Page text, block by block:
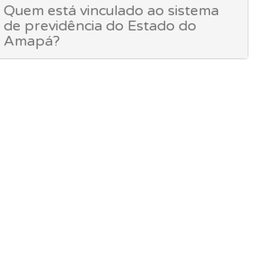
Quem está vinculado ao sistema
de previdência do Estado do
Amapá?